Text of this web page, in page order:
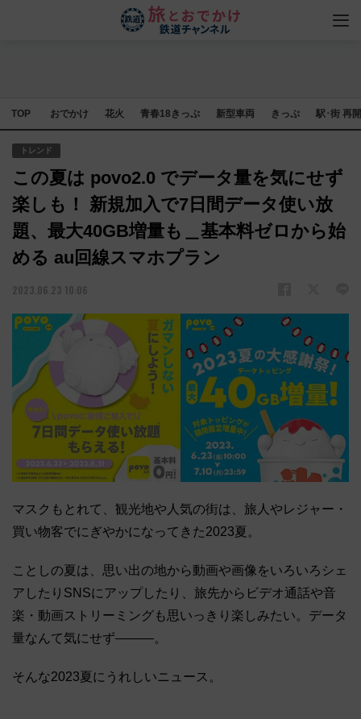
TOP おでかけ 花火 青春18きっぷ 新型車両 きっぷ 駅･街 再
トレンド
この夏は povo2.0 でデータ量を気にせず
楽しも！ 新規加入で7日間データ使い放
題、最大40GB増量も＿基本料ゼロから始
める au回線スマホプラン
2023.06.23 10:06
マスクもとれて、観光地や人気の街は、旅人やレジャー・
買い物客でにぎやかになってきた2023夏。
ことしの夏は、思い出の地から動画や画像をいろいろシェ
アしたりSNSにアップしたり、旅先からビデオ通話や音
楽・動画ストリーミングも思いっきり楽しみたい。データ
量なんて気にせず―――。
そんな2023夏にうれしいニュース。